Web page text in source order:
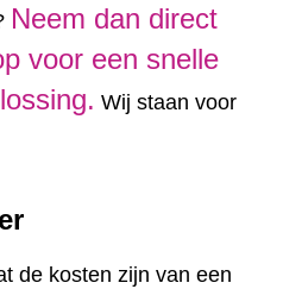
Neem dan direct
voor een snelle
Wij staan voor
de kosten zijn van een